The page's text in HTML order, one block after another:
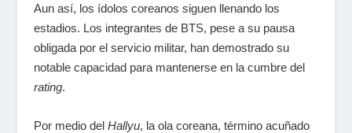
Aun así, los ídolos coreanos siguen llenando los
estadios. Los integrantes de BTS, pese a su pausa
obligada por el servicio militar, han demostrado su
notable capacidad para mantenerse en la cumbre del
rating.
Por medio del Hallyu, la ola coreana, término acuñado